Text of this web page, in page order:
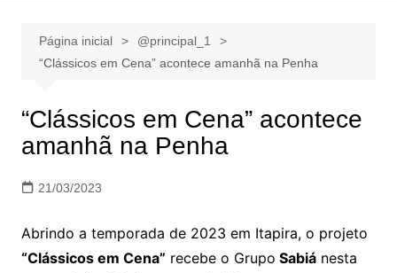
Página inicial
@principal_1
“Clássicos em Cena” acontece amanhã na Penha
“Clássicos em Cena” acontece
amanhã na Penha
21/03/2023
Abrindo a temporada de 2023 em Itapira, o projeto
“Clássicos em Cena” recebe o Grupo Sabiánesta